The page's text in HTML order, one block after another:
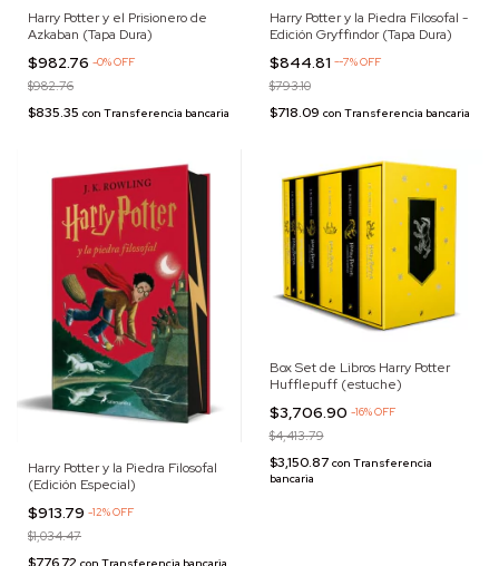
Harry Potter y el Prisionero de
Azkaban (Tapa Dura)
$982.76 -0%OFF
$982.76
$835.35 con Transferencia bancaria
Harry Potter y la Piedra Filosofal -
Edición Gryffindor (Tapa Dura)
$844.81 --7%OFF
$793.10
$718.09 con Transferencia bancaria
Harry Potter y la Piedra Filosofal
(Edición Especial)
$913.79 -12%OFF
$1,034.47
$776.72 con Transferencia bancaria
Box Set de Libros Harry Potter
Hufflepuff (estuche)
$3,706.90 -16%OFF
$4,413.79
$3,150.87 con Transferencia
bancaria